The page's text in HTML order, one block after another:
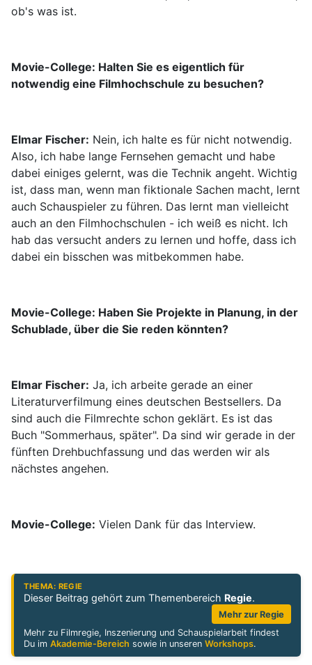
ob's was ist.
Movie-College: Halten Sie es eigentlich für
notwendig eine Filmhochschule zu besuchen?
Elmar Fischer: Nein, ich halte es für nicht notwendig.
Also, ich habe lange Fernsehen gemacht und habe
dabei einiges gelernt, was die Technik angeht. Wichtig
ist, dass man, wenn man fiktionale Sachen macht, lernt
auch Schauspieler zu führen. Das lernt man vielleicht
auch an den Filmhochschulen - ich weiß es nicht. Ich
hab das versucht anders zu lernen und hoffe, dass ich
dabei ein bisschen was mitbekommen habe.
Movie-College: Haben Sie Projekte in Planung, in der
Schublade, über die Sie reden könnten?
Elmar Fischer: Ja, ich arbeite gerade an einer
Literaturverfilmung eines deutschen Bestsellers. Da
sind auch die Filmrechte schon geklärt. Es ist das
Buch "Sommerhaus, später". Da sind wir gerade in der
fünften Drehbuchfassung und das werden wir als
nächstes angehen.
Movie-College: Vielen Dank für das Interview.
THEMA: REGIE
Dieser Beitrag gehört zum Themenbereich Regie.
Mehr zur Regie
Mehr zu Filmregie, Inszenierung und Schauspielarbeit findest
Du imAkademie-Bereich sowie in unserenWorkshops.